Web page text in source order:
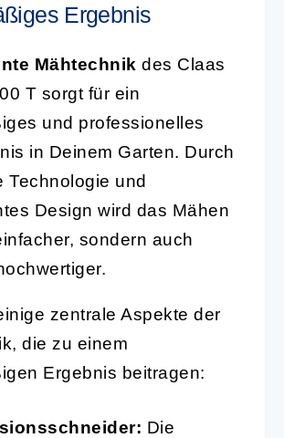
Ergebnis
Mähtechnik des Claas
T sorgt für ein
und professionelles
in Deinem Garten. Durch
Technologie und
Design wird das Mähen
sondern auch
zentrale Aspekte der
die zu einem
Ergebnis beitragen:
Die